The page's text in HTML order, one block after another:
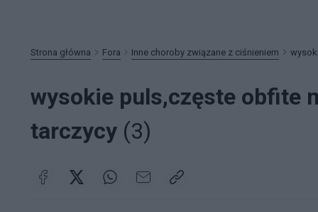
Strona główna Fora Inne choroby związane z ciśnieniem
wysokie puls,częste obfite
tarczycy (3)